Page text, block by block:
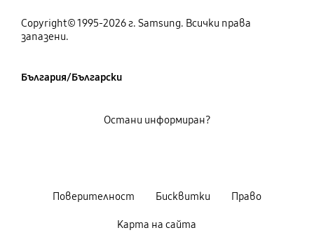
Copyright© 1995-2026 г. Samsung. Всички права
запазени.
България/Български
Поверителност Бисквитки Право
Карта на сайта
Остани информиран?